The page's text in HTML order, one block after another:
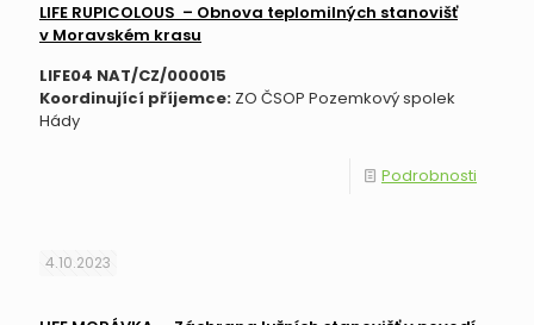
LIFE RUPICOLOUS – Obnova teplomilných stanovišť
v Moravském krasu
LIFE04 NAT/CZ/000015
Koordinující příjemce: ZO ČSOP Pozemkový spolek
Hády
Podrobnosti
4.10.2023